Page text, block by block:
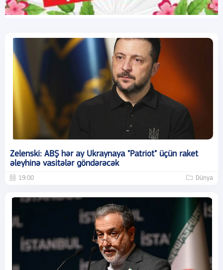
Zelenski: ABŞ hər ay Ukraynaya "Patriot" üçün raket
əleyhinə vasitələr göndərəcək
19:00 Dünya